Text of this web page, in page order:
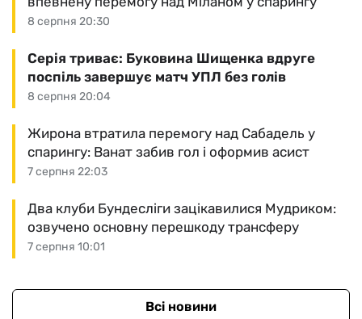
8 серпня 20:30
8 серпня 20:04
Серія триває: Буковина Шищенка вдруге
поспіль завершує матч УПЛ без голів
7 серпня 22:03
Жирона втратила перемогу над Сабадель у
спарингу: Ванат забив гол і оформив асист
7 серпня 10:01
Два клуби Бундесліги зацікавилися Мудриком:
озвучено основну перешкоду трансферу
Всі новини